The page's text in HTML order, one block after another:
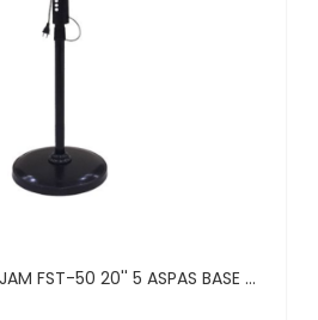
FST-50 20'' 5 ASPAS BASE ...